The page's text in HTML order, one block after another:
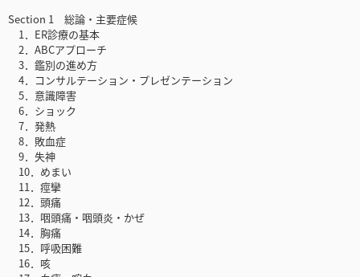
Section 1 総論・主要症候
1．ER診療の基本
2．ABCアプローチ
3．鑑別の進め方
4．コンサルテーション・プレゼンテーション
5．意識障害
6．ショック
7．発熱
8．敗血症
9．失神
10．めまい
11．痙攣
12．頭痛
13．咽頭痛・咽頭炎・かぜ
14．胸痛
15．呼吸困難
16．咳